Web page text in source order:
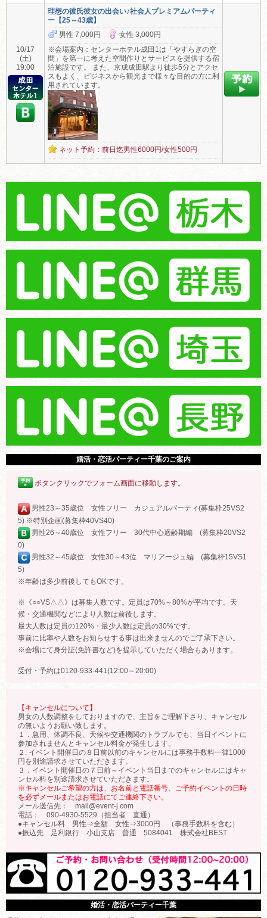
10/17
(土)
19:00
理想の彼氏彼女の出会い♪社会人プレミアムパーティ
ー【25～43歳】
男性 7,000円
女性 3,000円
※会場案内：センターホテル成田1は「やすらぎの空
間」を第一に考えた空間作りとサービスを提供する宿
泊施設です。 また、京成成田駅より徒歩5分とアクセ
スもよく、ビジネスから観光まで様々な目的の方に利
用されています。
ネット予約：前日迄男性6000円/女性500円
婚活・恋活パーティー千葉のご案内
ボタンクリックでフォーム画面に移動します。
男性23～35歳位 女性フリー カジュアルパーティ(募集枠25VS2
5) ※特別企画(募集枠40VS40)
男性26～40歳位 女性フリー 30代中心適齢期編 (募集枠20VS2
0)
男性32～45歳位 女性30～43位 マリアージュ編 (募集枠15VS1
5)
※年齢は多少前後してもOKです。
※《○○VS△△》は募集人数です。定員は70%～80%が平均です。天
候・交通機関などにより人数は前後します。
最大人数は定員の120%・最少人数は定員の30%です。
事前に比率や人数をお知らせする事は出来ませんのでご了承下さい。
※会場にて身分証(免許書など)を提示していただく場合もあります。
受付・予約は0120-933-441(12:00～20:00)
【キャンセルについて】
男女の人数調整をしておりますので、主旨をご理解下さり、キャンセル
の無いようお願い致します。
１．急用、体調不良、天候や交通機関のトラブルでも、当日イベントに
参加されませんとキャンセル料金が発生します。
２. イベント開催日の８日前以前のキャンセルには事務手数料一律1000
円を別途請求させていただきます。
３．イベント開催日の７日前～イベント当日までのキャンセルにはキャ
ンセル料を別途請求させていただきます。
※キャンセルご希望の方は、お名前と電話番号、ご予約イベントの日時
を必ずメールまたはお電話にてご連絡下さい。
メール送信先： mail@event-j.com
電話： 090-4930-5529（担当者 直通）
●キャンセル料 男性⇒全額 女性⇒3000円 （事務手数料を含む）
●振込先 足利銀行 小山支店 普通 5084041 株式会社BEST
婚活・恋活パーティー千葉